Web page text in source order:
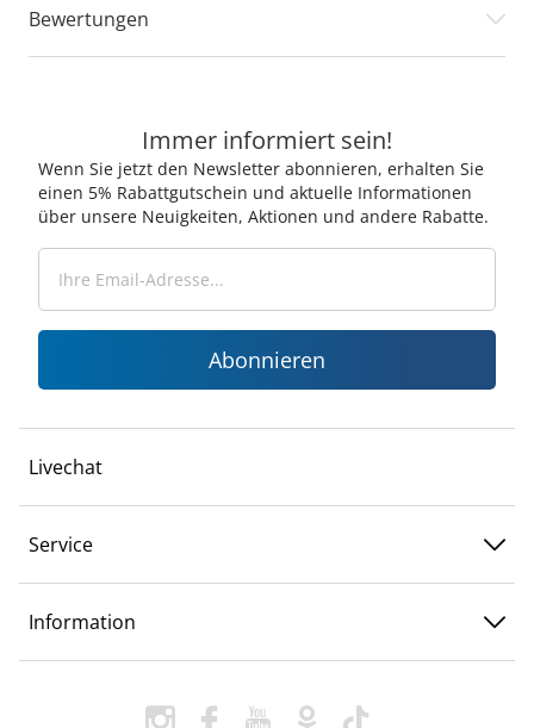
Bewertungen
Immer informiert sein!
Wenn Sie jetzt den Newsletter abonnieren, erhalten Sie
einen 5% Rabattgutschein und aktuelle Informationen
über unsere Neuigkeiten, Aktionen und andere Rabatte.
Abonnieren
Livechat
Service
Information